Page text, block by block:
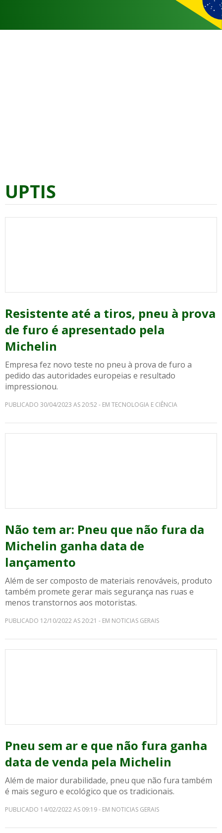
UPTIS
Resistente até a tiros, pneu à prova
de furo é apresentado pela
Michelin
Empresa fez novo teste no pneu à prova de furo a
pedido das autoridades europeias e resultado
impressionou.
PUBLICADO 30/04/2023 AS 20:52 - EM TECNOLOGIA E CIÊNCIA
Não tem ar: Pneu que não fura da
Michelin ganha data de
lançamento
Além de ser composto de materiais renováveis, produto
também promete gerar mais segurança nas ruas e
menos transtornos aos motoristas.
PUBLICADO 12/10/2022 AS 20:21 - EM NOTICIAS GERAIS
Pneu sem ar e que não fura ganha
data de venda pela Michelin
Além de maior durabilidade, pneu que não fura também
é mais seguro e ecológico que os tradicionais.
PUBLICADO 14/02/2022 AS 09:19 - EM NOTICIAS GERAIS